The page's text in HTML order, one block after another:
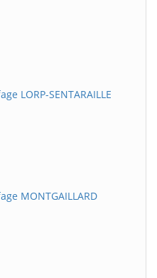
LORP-SENTARAILLE
MONTGAILLARD